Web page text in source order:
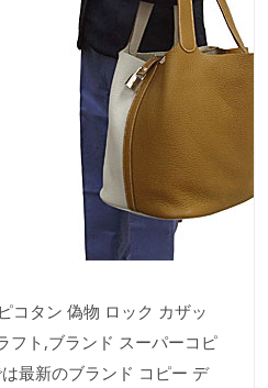
コタン 偽物 ロック カザッ
フト,ブランド スーパーコピ
最新のブランド コピー デ